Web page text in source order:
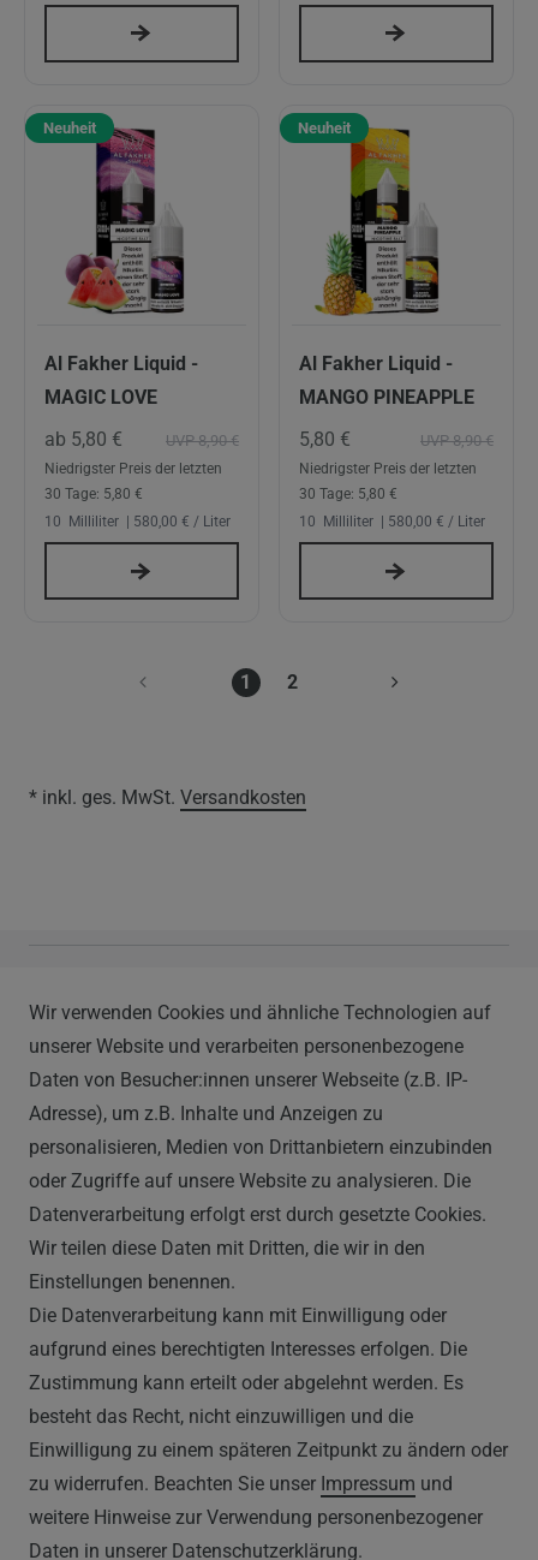
Neuheit
Al Fakher Liquid -
MAGIC LOVE
UVP 8,90 €
ab 5,80 €
Niedrigster Preis der letzten
30 Tage: 5,80 €
10
Milliliter | 580,00 € / Liter
Neuheit
Al Fakher Liquid -
MANGO PINEAPPLE
UVP 8,90 €
5,80 €
Niedrigster Preis der letzten
30 Tage: 5,80 €
10
Milliliter | 580,00 € / Liter
1 2
* inkl. ges. MwSt. Versandkosten
Im Hülsenfeld 9
40721 Hilden
0212 520-82 100
info@vapor-handel.de
Montag - Freitag, 09:00 - 16:00
RECHTLICHES
AGB
WIDERRUFSRECHT
IMPRESSUM
DATENSCHUTZERKLÄRUNG
Wir verwenden Cookies und ähnliche Technologien auf
unserer Website und verarbeiten personenbezogene
Daten von Besucher:innen unserer Webseite (z.B. IP-
Adresse), um z.B. Inhalte und Anzeigen zu
personalisieren, Medien von Drittanbietern einzubinden
oder Zugriffe auf unsere Website zu analysieren. Die
Datenverarbeitung erfolgt erst durch gesetzte Cookies.
Wir teilen diese Daten mit Dritten, die wir in den
Einstellungen benennen.
Die Datenverarbeitung kann mit Einwilligung oder
aufgrund eines berechtigten Interesses erfolgen. Die
Zustimmung kann erteilt oder abgelehnt werden. Es
besteht das Recht, nicht einzuwilligen und die
Einwilligung zu einem späteren Zeitpunkt zu ändern oder
zu widerrufen. Beachten Sie unser Impressum und
weitere Hinweise zur Verwendung personenbezogener
Daten in unserer Daten­schutz­erklärung.